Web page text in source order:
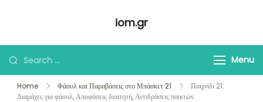
iom.gr
Looking
for
Something?
Menu
Home Φάουλ και Παραβάσεις στο Μπάσκετ 21
Παιχνίδι 21:
Διαμάχες για φάουλ, Αποφάσεις διαιτητή, Αντιδράσεις παικτών